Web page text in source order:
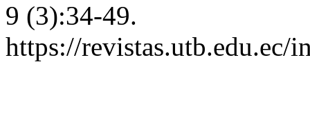
9 (3):34-49.
https://revistas.utb.edu.ec/